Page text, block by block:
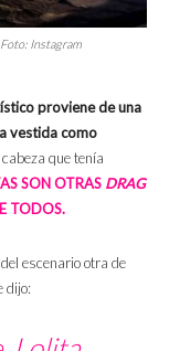
Instagram
proviene de una
vestida como
que tenía
SON OTRAS DRAG
TODOS.
escenario otra de
dijo: